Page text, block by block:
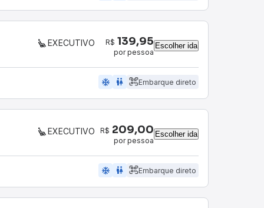
EXECUTIVO R$ 139,95
por pessoa
Escolher ida
ac_unit wc Embarque direto
EXECUTIVO R$ 209,00
por pessoa
Escolher ida
ac_unit wc Embarque direto